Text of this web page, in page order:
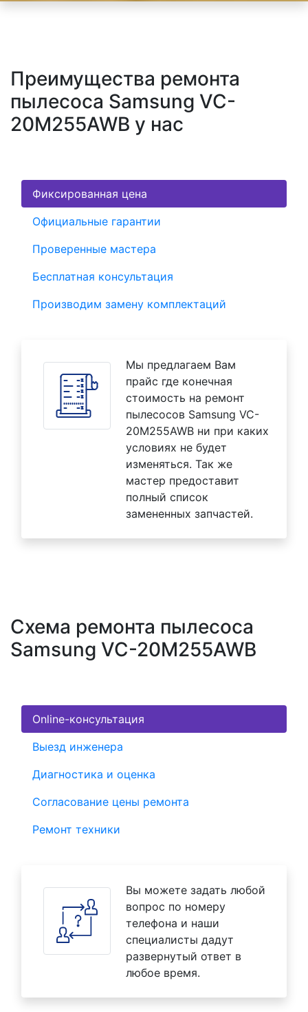
Преимущества ремонта
пылесоса Samsung VC-
20M255AWB у нас
Фиксированная цена
Официальные гарантии
Проверенные мастера
Бесплатная консультация
Производим замену комплектаций
Мы предлагаем Вам
прайс где конечная
стоимость на ремонт
пылесосов Samsung VC-
20M255AWB ни при каких
условиях не будет
изменяться. Так же
мастер предоставит
полный список
замененных запчастей.
Схема ремонта пылесоса
Samsung VC-20M255AWB
Online-консультация
Выезд инженера
Диагностика и оценка
Согласование цены ремонта
Ремонт техники
Вы можете задать любой
вопрос по номеру
телефона и наши
специалисты дадут
развернутый ответ в
любое время.